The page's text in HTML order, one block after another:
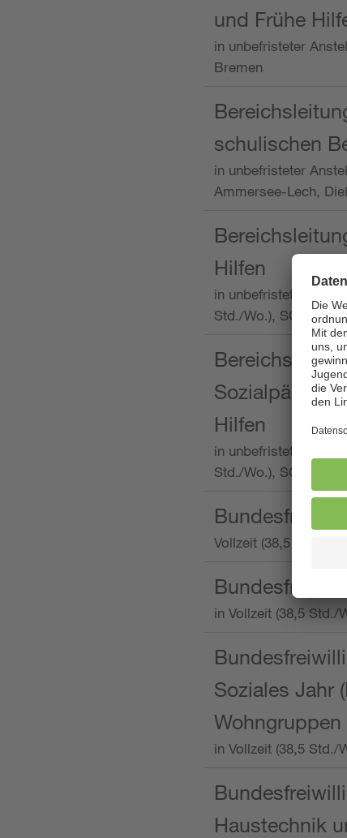
und Frühe
in unbefristeter
Bremen
schulischen
in unbefristeter
Ammersee-Lech,
Hilfen
in unbefristeter
Std./Wo.), SOS-
Hilfen
in unbefristeter
Std./Wo.), SOS-
Vollzeit (38,5
in Vollzeit (38,5 Std./
Soziales Jahr
Wohngruppen
in Vollzeit (38,5 Std./
Haustechnik